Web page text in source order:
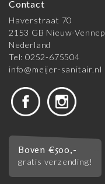
Contact
Haverstraat 70
2153 GB Nieuw-Vennep
Nederland
Tel: 0252-675504
info@meijer-sanitair.nl
Boven €500,-
gratis verzending!